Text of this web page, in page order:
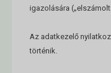
igazolására
Az adatkezelő
történik.